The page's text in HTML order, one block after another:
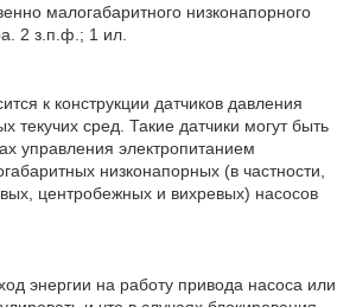
малогабаритного низконапорного
2 з.п.ф.; 1 ил.
к конструкции датчиков давления
текучих сред. Такие датчики могут быть
управления электропитанием
низконапорных (в частности,
центробежных и вихревых) насосов
энергии на работу привода насоса или